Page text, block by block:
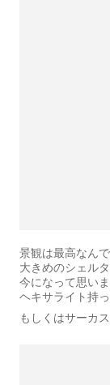
景観は最高なん
大きめのシェル
今になって思い
ヘキサライト持
もしくはサーカ